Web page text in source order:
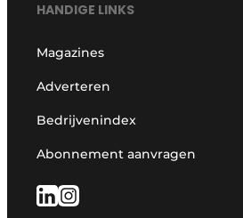
HANDIGE LINKS
Magazines
Adverteren
Bedrijvenindex
Abonnement aanvragen